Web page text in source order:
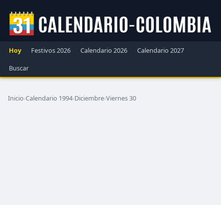
Hoy Festivos 2026 Calendario 2026
Calendario 2027
Buscar
Inicio›Calendario 1994›Diciembre›Viernes 30